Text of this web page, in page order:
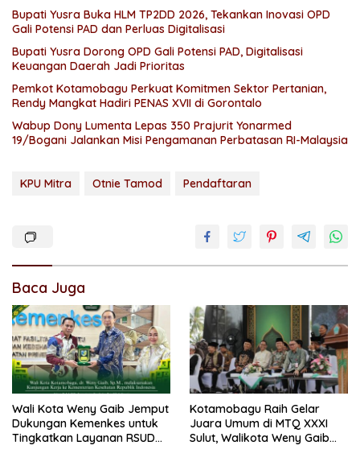
Bupati Yusra Buka HLM TP2DD 2026, Tekankan Inovasi OPD
Gali Potensi PAD dan Perluas Digitalisasi
Bupati Yusra Dorong OPD Gali Potensi PAD, Digitalisasi
Keuangan Daerah Jadi Prioritas
Pemkot Kotamobagu Perkuat Komitmen Sektor Pertanian,
Rendy Mangkat Hadiri PENAS XVII di Gorontalo
Wabup Dony Lumenta Lepas 350 Prajurit Yonarmed
19/Bogani Jalankan Misi Pengamanan Perbatasan RI-Malaysia
KPU Mitra Otnie Tamod Pendaftaran
Baca Juga
Wali Kota Weny Gaib Jemput
Dukungan Kemenkes untuk
Tingkatkan Layanan RSUD
Kotamobagu Raih Gelar
Juara Umum di MTQ XXXI
Sulut, Walikota Weny Gaib